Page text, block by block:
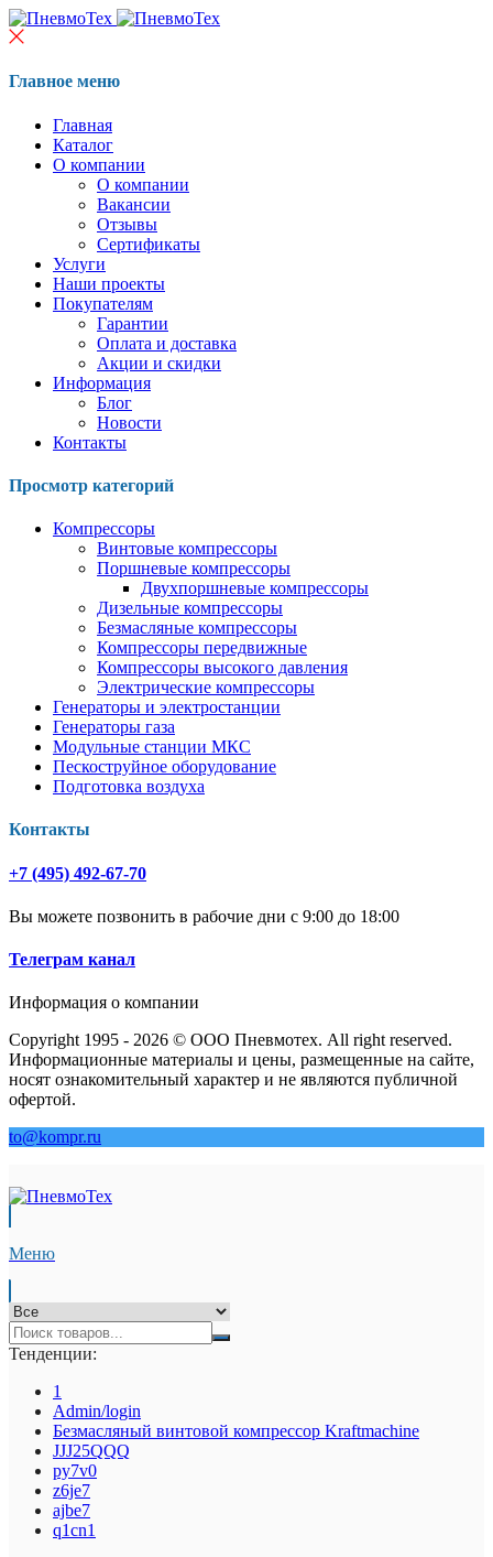
Главное меню
Главная
Каталог
О компании
О компании
Вакансии
Отзывы
Сертификаты
Услуги
Наши проекты
Покупателям
Гарантии
Оплата и доставка
Акции и скидки
Информация
Блог
Новости
Контакты
Просмотр категорий
Компрессоры
Винтовые компрессоры
Поршневые компрессоры
Двухпоршневые компрессоры
Дизельные компрессоры
Безмасляные компрессоры
Компрессоры передвижные
Компрессоры высокого давления
Электрические компрессоры
Генераторы и электростанции
Генераторы газа
Модульные станции МКС
Пескоструйное оборудование
Подготовка воздуха
Контакты
+7 (495) 492-67-70
Вы можете позвонить в рабочие дни с 9:00 до 18:00
Телеграм канал
Информация о компании
Copyright 1995 - 2026 © ООО Пневмотех. All right reserved.
Информационные материалы и цены, размещенные на сайте,
носят ознакомительный характер и не являются публичной
офертой.
to@kompr.ru
Меню
Тенденции:
1
Admin/login
Безмасляный винтовой компрессор Kraftmaсhine
JJJ25QQQ
py7v0
z6je7
ajbe7
q1cn1